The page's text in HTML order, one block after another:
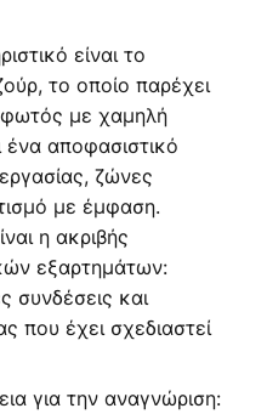
είναι το
το οποίο παρέχει
με χαμηλή
αποφασιστικό
ζώνες
με έμφαση.
η ακριβής
εξαρτημάτων:
συνδέσεις και
που έχει σχεδιαστεί
για την αναγνώριση: